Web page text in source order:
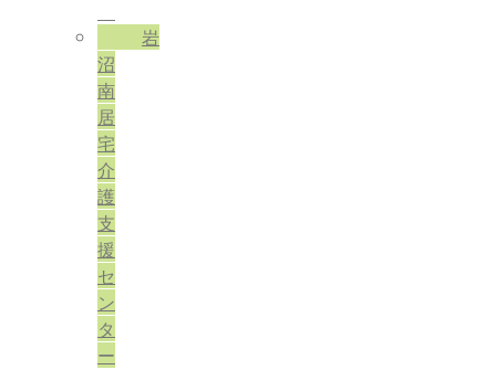
岩
沼
南
居
宅
介
護
支
援
セ
ン
タ
ー